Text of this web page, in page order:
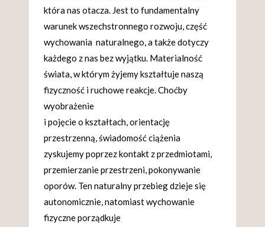
która nas otacza. Jest to fundamentalny
warunek wszechstronnego rozwoju, część
wychowania naturalnego, a także dotyczy
każdego z nas bez wyjątku. Materialność
świata, w którym żyjemy kształtuje naszą
fizyczność i ruchowe reakcje. Choćby
wyobrażenie
i pojęcie o kształtach, orientację
przestrzenną, świadomość ciążenia
zyskujemy poprzez kontakt z przedmiotami,
przemierzanie przestrzeni, pokonywanie
oporów. Ten naturalny przebieg dzieje się
autonomicznie, natomiast wychowanie
fizyczne porządkuje